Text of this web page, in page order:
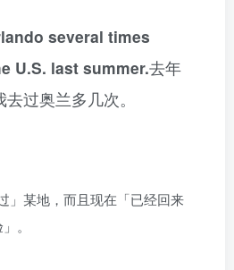
several times
U.S. last summer.去年
过奥兰多几次。
」某地，而且现在「已经回来
。